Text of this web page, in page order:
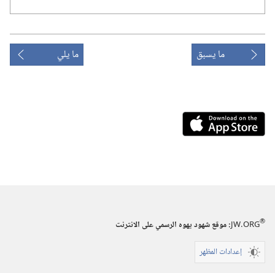
ما يسبق ما يلي
Download
on
نافذة
JW.ORG®
:‏ موقع شهود يهوه الرسمي على الانترنت
إعدادات المظهر